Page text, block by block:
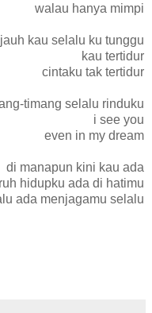
walau hanya mimpi
kau selalu ku tunggu
kau tertidur
cintaku tak tertidur
timang selalu rinduku
i see you
even in my dream
di manapun kini kau ada
hidupku ada di hatimu
ada menjagamu selalu